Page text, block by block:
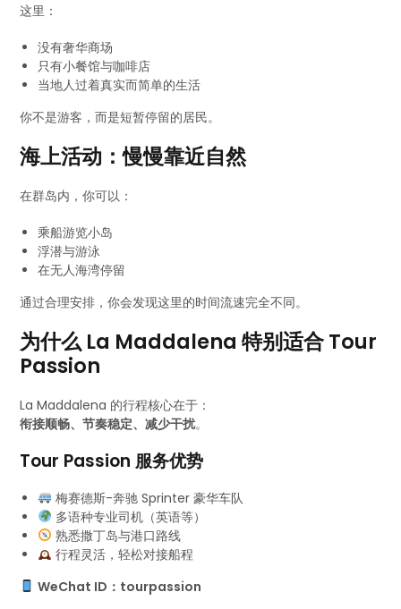
这里：
没有奢华商场
只有小餐馆与咖啡店
当地人过着真实而简单的生活
你不是游客，而是短暂停留的居民。
海上活动：慢慢靠近自然
在群岛内，你可以：
乘船游览小岛
浮潜与游泳
在无人海湾停留
通过合理安排，你会发现这里的时间流速完全不同。
为什么 La Maddalena 特别适合 Tour
Passion
La Maddalena 的行程核心在于：
衔接顺畅、节奏稳定、减少干扰。
Tour Passion 服务优势
梅赛德斯-奔驰 Sprinter 豪华车队
多语种专业司机（英语等）
熟悉撒丁岛与港口路线
行程灵活，轻松对接船程
WeChat ID：tourpassion